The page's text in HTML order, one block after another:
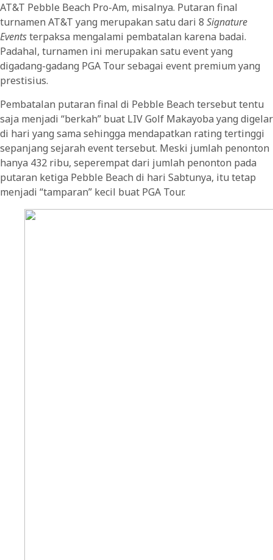
AT&T Pebble Beach Pro-Am, misalnya. Putaran final
turnamen AT&T yang merupakan satu dari 8 Signature
Eventsterpaksa mengalami pembatalan karena badai.
Padahal, turnamen ini merupakan satu event yang
digadang-gadang PGA Tour sebagai event premium yang
prestisius.
Pembatalan putaran final di Pebble Beach tersebut tentu
saja menjadi “berkah” buat LIV Golf Makayoba yang digelar
di hari yang sama sehingga mendapatkan rating tertinggi
sepanjang sejarah event tersebut. Meski jumlah penonton
hanya 432 ribu, seperempat dari jumlah penonton pada
putaran ketiga Pebble Beach di hari Sabtunya, itu tetap
menjadi “tamparan” kecil buat PGA Tour.